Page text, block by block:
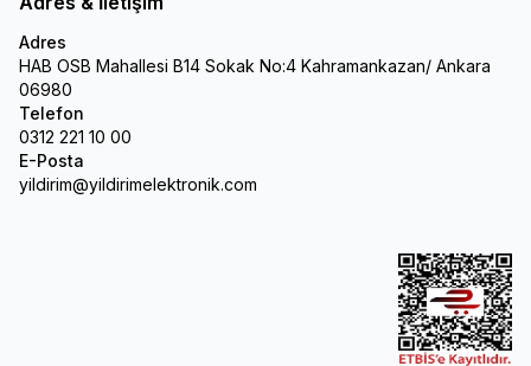
Adres
HAB OSB Mahallesi B14 Sokak No:4 Kahramankazan/ Ankara
06980
Telefon
0312 221 10 00
E-Posta
yildirim@yildirimelektronik.com